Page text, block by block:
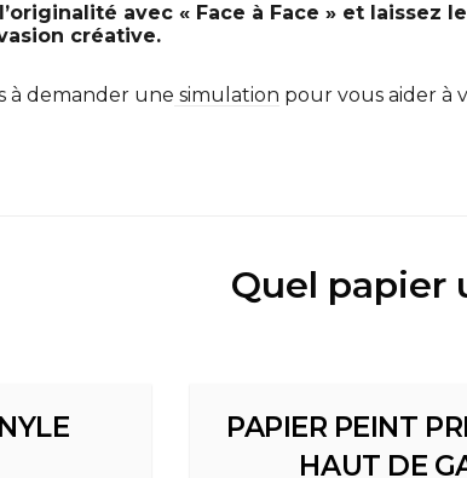
avec « Face à Face » et
créative.
à demander une simulation pour vous aider à
Quel papier
PAPIER PEINT
HAUT DE